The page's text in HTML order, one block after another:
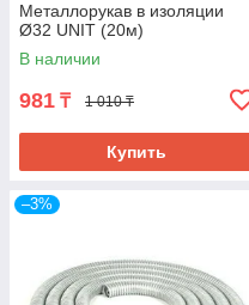
Металлорукав в изоляции
Ø32 UNIT (20м)
В наличии
981 ₸ 1 010 ₸
Купить
–3%